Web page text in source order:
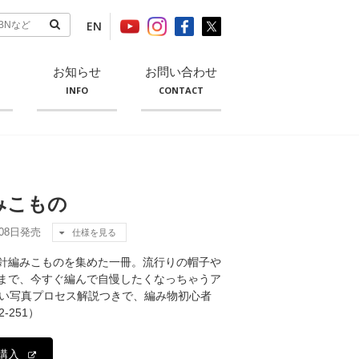
EN
お知らせ
INFO
お問い合わせ
CONTACT
こもの
日発売 仕様を見る
編みこものを集めた一冊。流行りの帽子や
で、今すぐ編んで自慢したくなっちゃうア
写真プロセス解説つきで、編み物初心者
251）
入